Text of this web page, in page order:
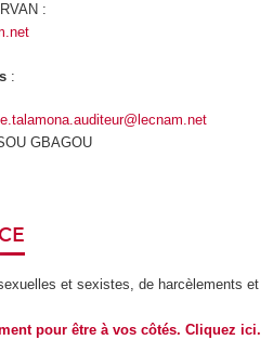
:
:
GBAGOU
et sexistes, de harcèlements et
pour être à vos côtés. Cliquez ici.